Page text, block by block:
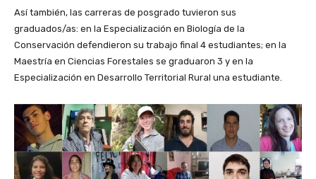
Así también, las carreras de posgrado tuvieron sus
graduados/as: en la Especialización en Biología de la
Conservación defendieron su trabajo final 4 estudiantes; en la
Maestría en Ciencias Forestales se graduaron 3 y en la
Especialización en Desarrollo Territorial Rural una estudiante.